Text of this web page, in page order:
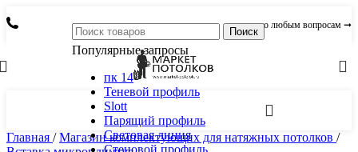
по любым вопросам ➞
Поиск
Популярные запросы
пк 14
Теневой профиль
Slott
Парящий профиль
Световая линия
Стеновой профиль
Главная / Магазин комплектующих для натяжных потолков /